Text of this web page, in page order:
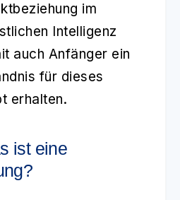
im
Intelligenz
auch Anfänger ein
für dieses
erhalten.
ist eine